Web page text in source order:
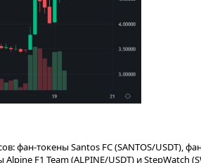
фан-токены Santos FC (SANTOS/USDT),
F1 Team (ALPINE/USDT) и StepWatch